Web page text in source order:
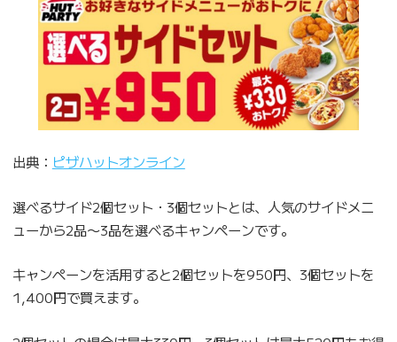
出典： ピザハットオンライン
選べるサイド2個セット・3個セットとは、人気のサイドメニ
ューから2品〜3品を選べるキャンペーンです。
キャンペーンを活用すると2個セットを950円、3個セットを
1,400円で買えます。